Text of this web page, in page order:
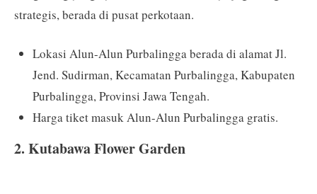
strategis, berada di pusat perkotaan.
Lokasi Alun-Alun Purbalingga berada di alamat Jl.
Jend. Sudirman, Kecamatan Purbalingga, Kabupaten
Purbalingga, Provinsi Jawa Tengah.
Harga tiket masuk Alun-Alun Purbalingga gratis.
2. Kutabawa Flower Garden